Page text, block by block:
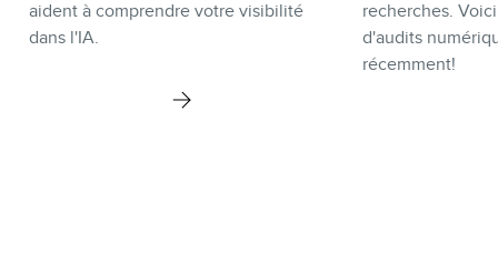
aident à comprendre votre visibilité
dans l'IA.
recherches.
d'audits
récemment!